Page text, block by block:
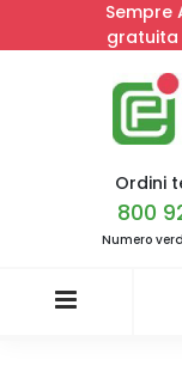
Sempre
gratuita
Ordini
800
Numero